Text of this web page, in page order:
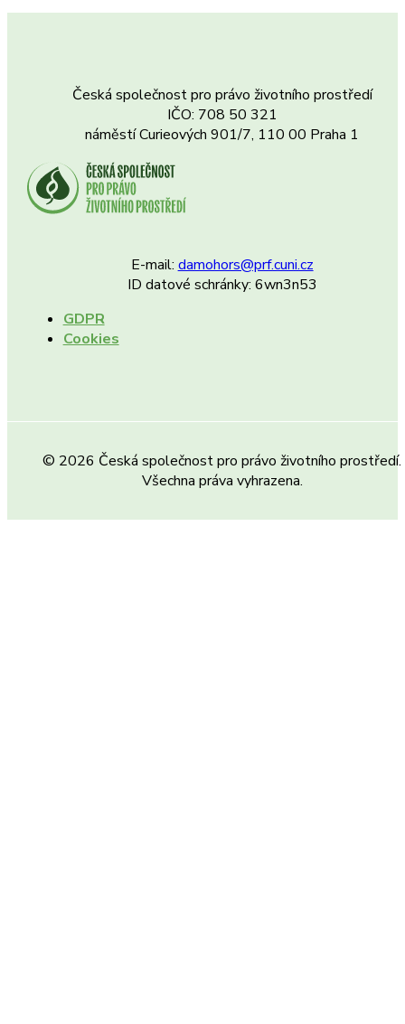
Česká společnost pro právo životního prostředí
IČO: 708 50 321
náměstí Curieových 901/7, 110 00 Praha 1
E-mail: damohors@prf.cuni.cz
ID datové schránky: 6wn3n53
GDPR
Cookies
© 2026 Česká společnost pro právo životního prostředí.
Všechna práva vyhrazena.